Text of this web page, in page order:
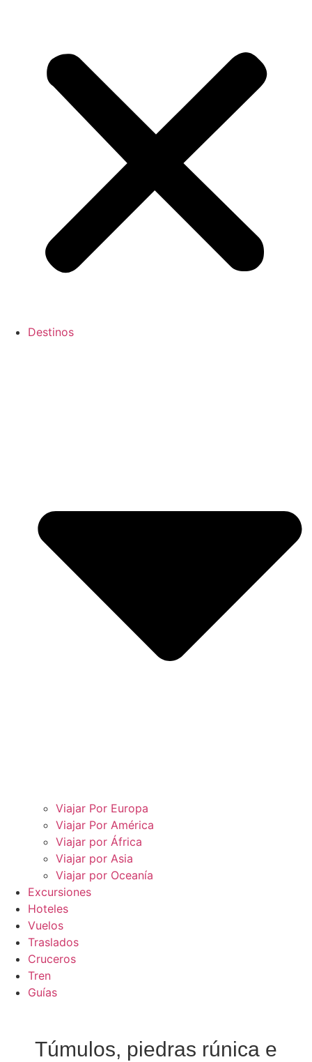
Destinos
Viajar Por Europa
Viajar Por América
Viajar por África
Viajar por Asia
Viajar por Oceanía
Excursiones
Hoteles
Vuelos
Traslados
Cruceros
Tren
Guías
Túmulos, piedras rúnica e